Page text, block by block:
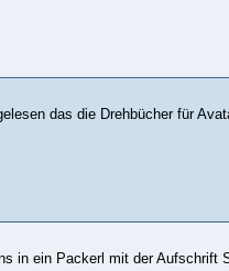
das die Drehbücher für
in ein Packerl mit der Aufschrift